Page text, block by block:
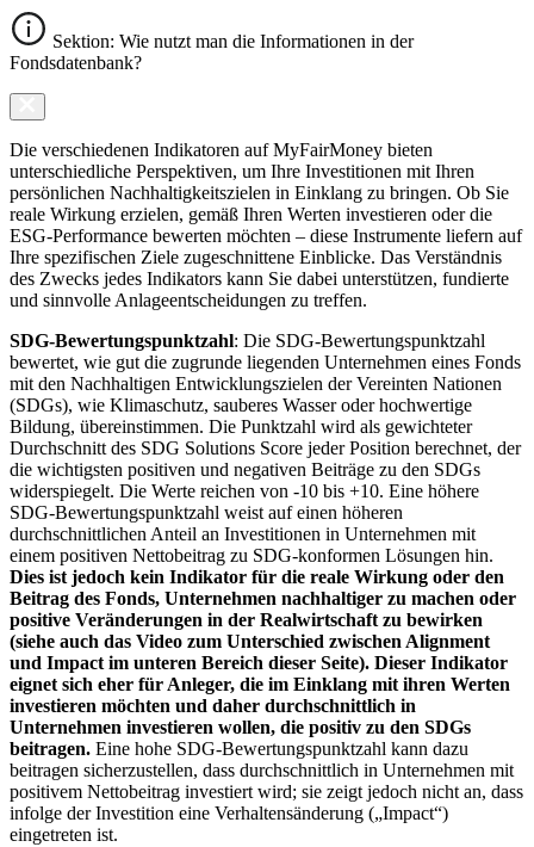
Sektion: Wie nutzt man die Informationen in der
Fondsdatenbank?
Die verschiedenen Indikatoren auf MyFairMoney bieten
unterschiedliche Perspektiven, um Ihre Investitionen mit Ihren
persönlichen Nachhaltigkeitszielen in Einklang zu bringen. Ob Sie
reale Wirkung erzielen, gemäß Ihren Werten investieren oder die
ESG-Performance bewerten möchten – diese Instrumente liefern auf
Ihre spezifischen Ziele zugeschnittene Einblicke. Das Verständnis
des Zwecks jedes Indikators kann Sie dabei unterstützen, fundierte
und sinnvolle Anlageentscheidungen zu treffen.
SDG-Bewertungspunktzahl: Die SDG-Bewertungspunktzahl
bewertet, wie gut die zugrunde liegenden Unternehmen eines Fonds
mit den Nachhaltigen Entwicklungszielen der Vereinten Nationen
(SDGs), wie Klimaschutz, sauberes Wasser oder hochwertige
Bildung, übereinstimmen. Die Punktzahl wird als gewichteter
Durchschnitt des SDG Solutions Score jeder Position berechnet, der
die wichtigsten positiven und negativen Beiträge zu den SDGs
widerspiegelt. Die Werte reichen von -10 bis +10. Eine höhere
SDG-Bewertungspunktzahl weist auf einen höheren
durchschnittlichen Anteil an Investitionen in Unternehmen mit
einem positiven Nettobeitrag zu SDG-konformen Lösungen hin.
Dies ist jedoch kein Indikator für die reale Wirkung oder den
Beitrag des Fonds, Unternehmen nachhaltiger zu machen oder
positive Veränderungen in der Realwirtschaft zu bewirken
(siehe auch das Video zum Unterschied zwischen Alignment
und Impact im unteren Bereich dieser Seite). Dieser Indikator
eignet sich eher für Anleger, die im Einklang mit ihren Werten
investieren möchten und daher durchschnittlich in
Unternehmen investieren wollen, die positiv zu den SDGs
beitragen. Eine hohe SDG-Bewertungspunktzahl kann dazu
beitragen sicherzustellen, dass durchschnittlich in Unternehmen mit
positivem Nettobeitrag investiert wird; sie zeigt jedoch nicht an, dass
infolge der Investition eine Verhaltensänderung („Impact“)
eingetreten ist.